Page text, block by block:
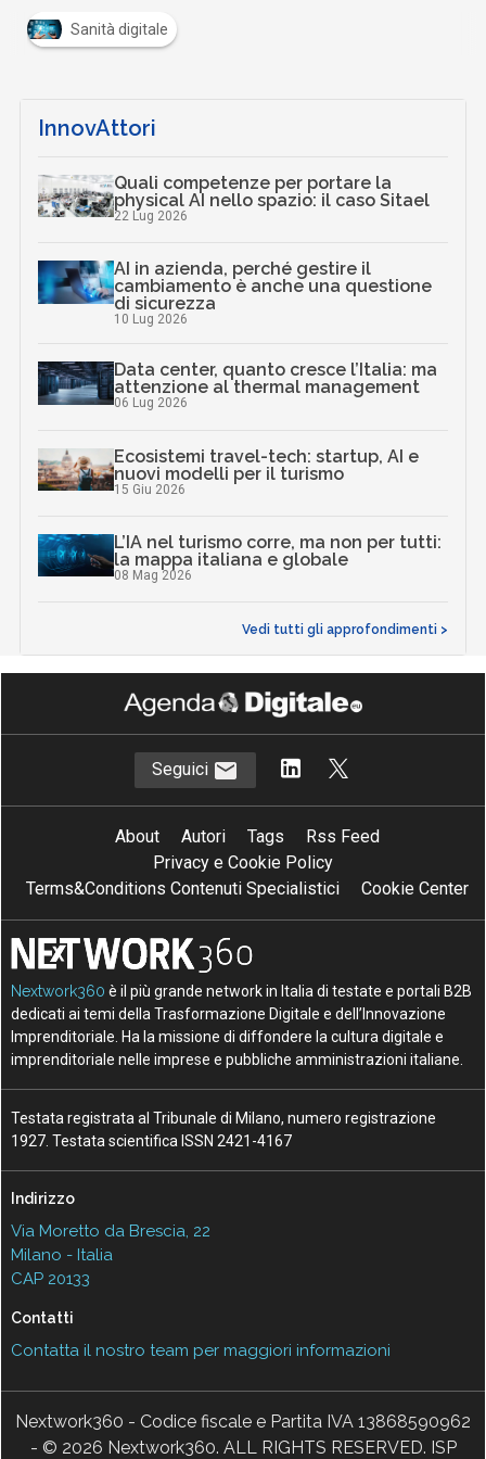
Sanità digitale
InnovAttori
Quali competenze per portare la
physical AI nello spazio: il caso Sitael
22 Lug 2026
AI in azienda, perché gestire il
cambiamento è anche una questione
di sicurezza
10 Lug 2026
Data center, quanto cresce l’Italia: ma
attenzione al thermal management
06 Lug 2026
Ecosistemi travel-tech: startup, AI e
nuovi modelli per il turismo
15 Giu 2026
L’IA nel turismo corre, ma non per tutti:
la mappa italiana e globale
08 Mag 2026
Vedi tutti gli approfondimenti >
Seguici
About Autori Tags
Rss Feed
Privacy e Cookie Policy
Terms&Conditions Contenuti Specialistici
Cookie Center
Nextwork360 è il più grande network in Italia di testate e portali B2B
dedicati ai temi della Trasformazione Digitale e dell’Innovazione
Imprenditoriale. Ha la missione di diffondere la cultura digitale e
imprenditoriale nelle imprese e pubbliche amministrazioni italiane.
Testata registrata al Tribunale di Milano, numero registrazione
1927. Testata scientifica ISSN 2421-4167
Indirizzo
Via Moretto da Brescia, 22
Milano - Italia
CAP 20133
Contatti
Contatta il nostro team per maggiori informazioni
Nextwork360 - Codice fiscale e Partita IVA 13868590962
- © 2026 Nextwork360. ALL RIGHTS RESERVED. ISP